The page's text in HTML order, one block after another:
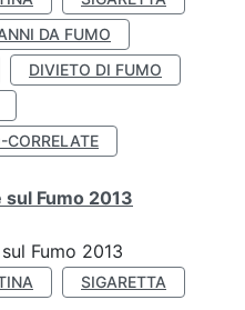
DA FUMO
DIVIETO DI FUMO
CORRELATE
Fumo 2013
Fumo 2013
SIGARETTA